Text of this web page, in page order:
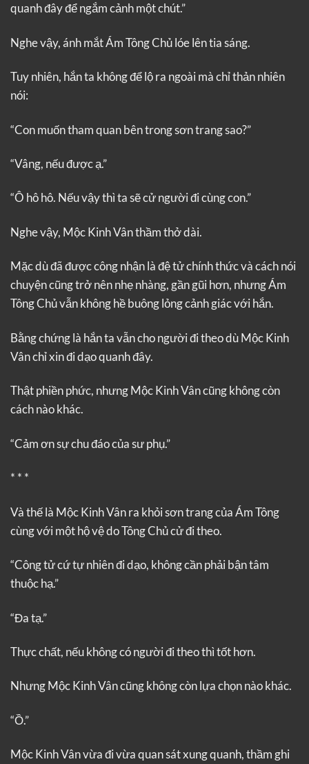
quanh đây để ngắm cảnh một chút.”
Nghe vậy, ánh mắt Ám Tông Chủ lóe lên tia sáng.
Tuy nhiên, hắn ta không để lộ ra ngoài mà chỉ thản nhiên
nói:
“Con muốn tham quan bên trong sơn trang sao?”
“Vâng, nếu được ạ.”
“Ô hô hô. Nếu vậy thì ta sẽ cử người đi cùng con.”
Nghe vậy, Mộc Kinh Vân thầm thở dài.
Mặc dù đã được công nhận là đệ tử chính thức và cách nói
chuyện cũng trở nên nhẹ nhàng, gần gũi hơn, nhưng Ám
Tông Chủ vẫn không hề buông lỏng cảnh giác với hắn.
Bằng chứng là hắn ta vẫn cho người đi theo dù Mộc Kinh
Vân chỉ xin đi dạo quanh đây.
Thật phiền phức, nhưng Mộc Kinh Vân cũng không còn
cách nào khác.
“Cảm ơn sự chu đáo của sư phụ.”
* * *
Và thế là Mộc Kinh Vân ra khỏi sơn trang của Ám Tông
cùng với một hộ vệ do Tông Chủ cử đi theo.
“Công tử cứ tự nhiên đi dạo, không cần phải bận tâm
thuộc hạ.”
“Đa tạ.”
Thực chất, nếu không có người đi theo thì tốt hơn.
Nhưng Mộc Kinh Vân cũng không còn lựa chọn nào khác.
“Ồ.”
Mộc Kinh Vân vừa đi vừa quan sát xung quanh, thầm ghi